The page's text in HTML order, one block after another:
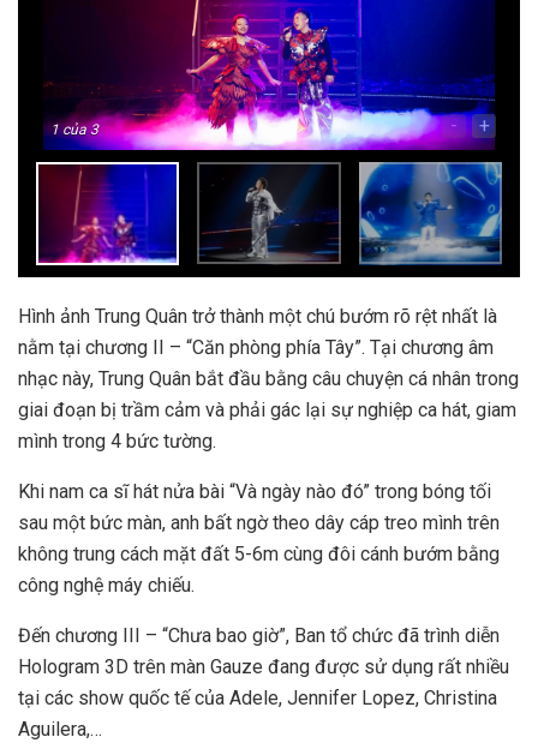
1của 3 - +
Hình ảnh Trung Quân trở thành một chú bướm rõ rệt nhất là
nằm tại chương II – “Căn phòng phía Tây”. Tại chương âm
nhạc này, Trung Quân bắt đầu bằng câu chuyện cá nhân trong
giai đoạn bị trầm cảm và phải gác lại sự nghiệp ca hát, giam
mình trong 4 bức tường.
Khi nam ca sĩ hát nửa bài “Và ngày nào đó” trong bóng tối
sau một bức màn, anh bất ngờ theo dây cáp treo mình trên
không trung cách mặt đất 5-6m cùng đôi cánh bướm bằng
công nghệ máy chiếu.
Đến chương III – “Chưa bao giờ”, Ban tổ chức đã trình diễn
Hologram 3D trên màn Gauze đang được sử dụng rất nhiều
tại các show quốc tế của Adele, Jennifer Lopez, Christina
Aguilera,…